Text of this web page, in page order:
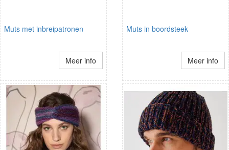
Muts met inbreipatronen
Meer info
Muts in boordsteek
Meer info